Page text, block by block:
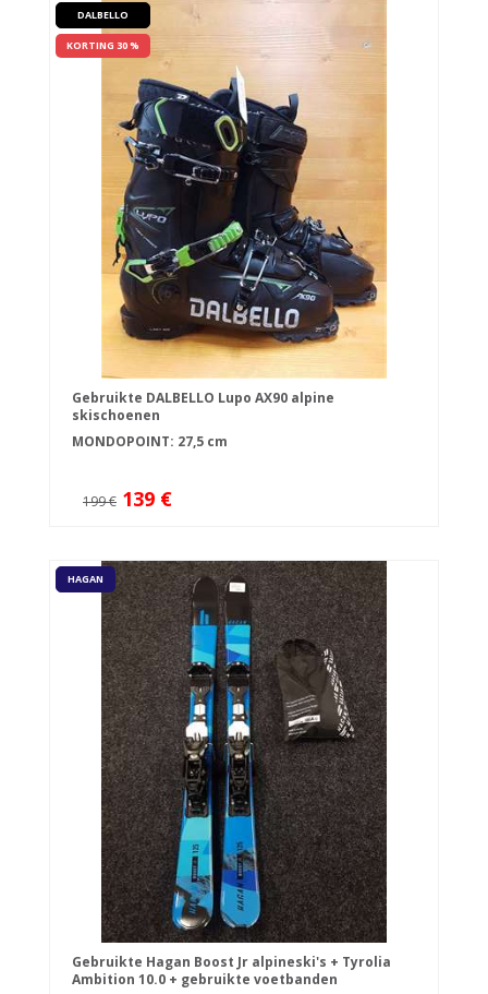
DALBELLO
KORTING 30 %
Gebruikte DALBELLO Lupo AX90 alpine
skischoenen
MONDOPOINT: 27,5 cm
199 € 139 €
HAGAN
Gebruikte Hagan Boost Jr alpineski's + Tyrolia
Ambition 10.0 + gebruikte voetbanden